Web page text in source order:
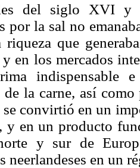
del siglo XVI
por la sal no
que
en los mercados
indispensable
de la carne, así
convirtió en un
y en un producto
y sur de
neerlandeses en un